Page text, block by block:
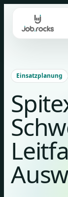
content
Einsatzplanung